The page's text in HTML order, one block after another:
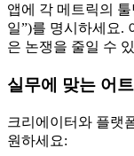
앱에 각 메트릭의
일”)를 명시하세요.
은 논쟁을 줄일 수
실무에 맞는 어
크리에이터와 플랫
원하세요: